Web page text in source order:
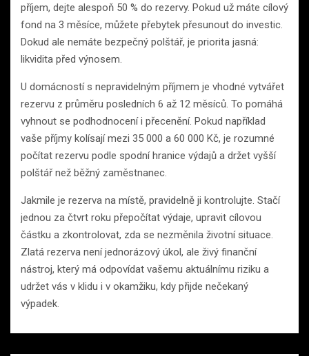
příjem, dejte alespoň 50 % do rezervy. Pokud už máte cílový
fond na 3 měsíce, můžete přebytek přesunout do investic.
Dokud ale nemáte bezpečný polštář, je priorita jasná:
likvidita před výnosem.
U domácností s nepravidelným příjmem je vhodné vytvářet
rezervu z průměru posledních 6 až 12 měsíců. To pomáhá
vyhnout se podhodnocení i přecenění. Pokud například
vaše příjmy kolísají mezi 35 000 a 60 000 Kč, je rozumné
počítat rezervu podle spodní hranice výdajů a držet vyšší
polštář než běžný zaměstnanec.
Jakmile je rezerva na místě, pravidelně ji kontrolujte. Stačí
jednou za čtvrt roku přepočítat výdaje, upravit cílovou
částku a zkontrolovat, zda se nezměnila životní situace.
Zlatá rezerva není jednorázový úkol, ale živý finanční
nástroj, který má odpovídat vašemu aktuálnímu riziku a
udržet vás v klidu i v okamžiku, kdy přijde nečekaný
výpadek.